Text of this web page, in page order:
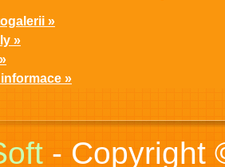
»
»
»
- Copyright